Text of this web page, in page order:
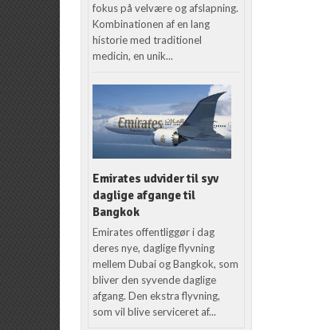
fokus på velvære og afslapning.
Kombinationen af en lang
historie med traditionel
medicin, en unik...
Emirates udvider til syv
daglige afgange til
Bangkok
Emirates offentliggør i dag
deres nye, daglige flyvning
mellem Dubai og Bangkok, som
bliver den syvende daglige
afgang. Den ekstra flyvning,
som vil blive serviceret af...